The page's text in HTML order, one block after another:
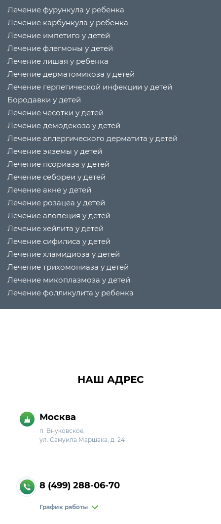
Лечение фурункула у ребенка
Лечение карбункула у ребенка
Лечение импетиго у детей
Лечение флегмоны у детей
Лечение лишая у ребенка
Лечение дерматомикоза у детей
Лечение герпетической инфекции у детей
Бородавки у детей
Лечение чесотки у детей
Лечение демодекоза у детей
Лечение аллергического дерматита у детей
Лечение экземы у детей
Лечение псориаза у детей
Лечение себореи у детей
Лечение акне у детей
Лечение розацеа у детей
Лечение алопеция у детей
Лечение хейлита у детей
Лечение сифилиса у детей
Лечение хламидиоза у детей
Лечение трихомониаза у детей
Лечение микоплазмоза у детей
Лечение фолликулита у ребенка
НАШ АДРЕС
Москва
п. Внуковское,
ул. Самуила Маршака, д. 24
8 (499) 288-06-70
График работы